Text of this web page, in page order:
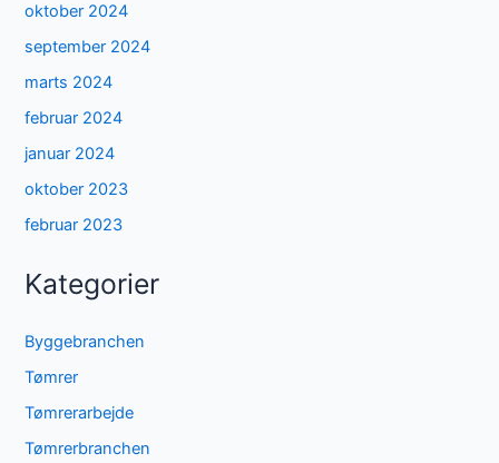
oktober 2024
september 2024
marts 2024
februar 2024
januar 2024
oktober 2023
februar 2023
Kategorier
Byggebranchen
Tømrer
Tømrerarbejde
Tømrerbranchen